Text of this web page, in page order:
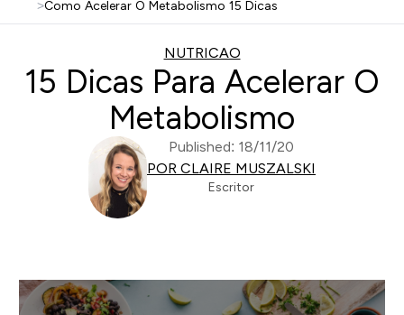
>Como Acelerar O Metabolismo 15 Dicas
NUTRICAO
15 Dicas Para Acelerar O
Metabolismo
Published: 18/11/20
POR CLAIRE MUSZALSKI
Escritor